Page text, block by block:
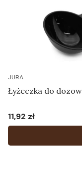
JURA
Łyżeczka do
Cena
11,92 zł